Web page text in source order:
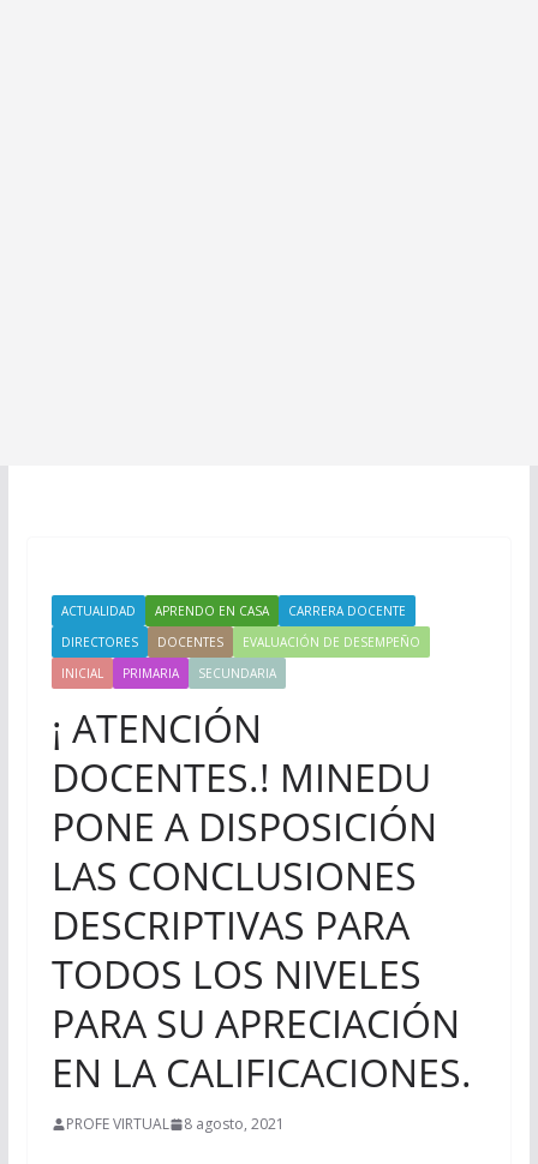
ACTUALIDAD APRENDO EN CASA
CARRERA DOCENTE
DIRECTORES
DOCENTES
EVALUACIÓN DE DESEMPEÑO
INICIAL
PRIMARIA SECUNDARIA
¡ ATENCIÓN
DOCENTES.! MINEDU
PONE A DISPOSICIÓN
LAS CONCLUSIONES
DESCRIPTIVAS PARA
TODOS LOS NIVELES
PARA SU APRECIACIÓN
EN LA CALIFICACIONES.
PROFE VIRTUAL 8 agosto, 2021